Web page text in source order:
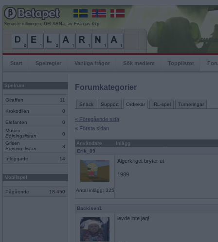
Senaste rullningen, DELARNa, av Eva gav 67p
Start Spelregler Vanliga frågor Sök medlem Topplistor
Spelrum
Giraffen 11
Krokodilen 0
Elefanten
0
Musen
Böjningslistan
0
Grisen
Böjningslistan
3
Inloggade 14
Mobilspel
Pågående 18 450
Forumkategorier
Snack Support Ordlekar IRL-spel Turneringar
« Föregående sida
« Första sidan
Användare
Inlägg
Erik_89
Antal inlägg: 325
Algerkriget bryter ut
1989
Backisen1
levde inte jag!